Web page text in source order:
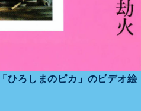
ひろしまのピカ」のビデオ絵